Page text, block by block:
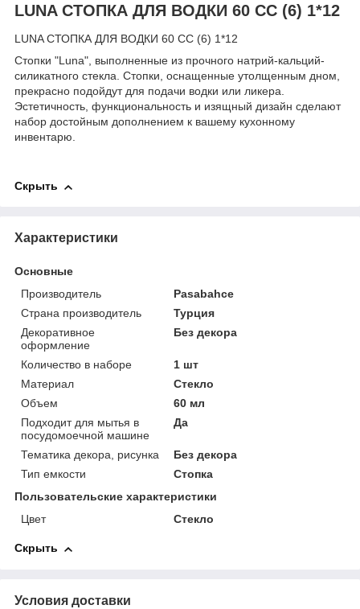
LUNA СТОПКА ДЛЯ ВОДКИ 60 CC (6) 1*12
LUNA СТОПКА ДЛЯ ВОДКИ 60 CC (6) 1*12
Стопки "Luna", выполненные из прочного натрий-кальций-
силикатного стекла. Стопки, оснащенные утолщенным дном,
прекрасно подойдут для подачи водки или ликера.
Эстетичность, функциональность и изящный дизайн сделают
набор достойным дополнением к вашему кухонному
инвентарю.
Скрыть
Характеристики
Основные
Производитель
Pasabahce
Страна производитель
Турция
Декоративное
оформление
Без декора
Количество в наборе
1 шт
Материал
Стекло
Объем
60 мл
Подходит для мытья в
посудомоечной машине
Да
Тематика декора, рисунка
Без декора
Тип емкости
Стопка
Пользовательские характеристики
Цвет
Стекло
Скрыть
Условия доставки